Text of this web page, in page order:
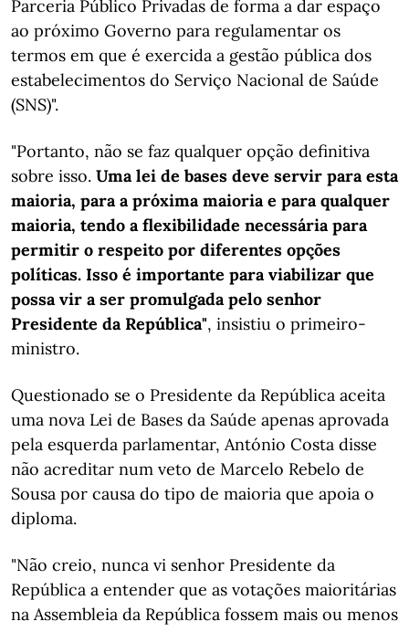
Parceria Público Privadas de forma a dar espaço
ao próximo Governo para regulamentar os
termos em que é exercida a gestão pública dos
estabelecimentos do Serviço Nacional de Saúde
(SNS)".
"Portanto, não se faz qualquer opção definitiva
sobre isso. Uma lei de bases deve servir para esta
maioria, para a próxima maioria e para qualquer
maioria, tendo a flexibilidade necessária para
permitir o respeito por diferentes opções
políticas. Isso é importante para viabilizar que
possa vir a ser promulgada pelo senhor
Presidente da República", insistiu o primeiro-
ministro.
Questionado se o Presidente da República aceita
uma nova Lei de Bases da Saúde apenas aprovada
pela esquerda parlamentar, António Costa disse
não acreditar num veto de Marcelo Rebelo de
Sousa por causa do tipo de maioria que apoia o
diploma.
"Não creio, nunca vi senhor Presidente da
República a entender que as votações maioritárias
na Assembleia da República fossem mais ou menos